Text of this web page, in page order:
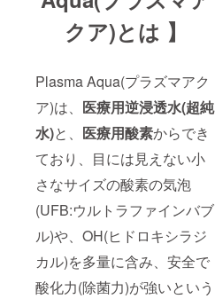
クア)とは 】
Plasma Aqua(プラズマアク
ア)は、 医療用逆浸透水(超純
水)と、 医療用酸素からでき
ており、目には見えない小
さなサイズの酸素の気泡
(UFB:ウルトラファインバブ
ル)や、OH(ヒドロキシラジ
カル)を多量に含み、安全で
酸化力(除菌力)が強いという